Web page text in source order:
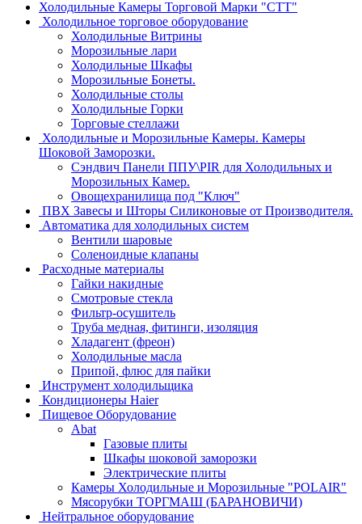
Холодильные Камеры Торговой Марки "СТТ"
Холодильное торговое оборудование
Холодильные Витрины
Морозильные лари
Холодильные Шкафы
Морозильные Бонеты.
Холодильные столы
Холодильные Горки
Торговые стеллажи
Холодильные и Морозильные Камеры. Камеры
Шоковой Заморозки.
Сэндвич Панели ППУ\PIR для Холодильных и
Морозильных Камер.
Овощехранилища под "Ключ"
ПВХ Завесы и Шторы Силиконовые от Производителя.
Автоматика для холодильных систем
Вентили шаровые
Соленоидные клапаны
Расходные материалы
Гайки накидные
Смотровые стекла
Фильтр-осушитель
Труба медная, фитинги, изоляция
Хладагент (фреон)
Холодильные масла
Припой, флюс для пайки
Инструмент холодильщика
Кондиционеры Haier
Пищевое Оборудование
Abat
Газовые плиты
Шкафы шоковой заморозки
Электрические плиты
Камеры Холодильные и Морозильные "POLAIR"
Мясорубки ТОРГМАШ (БАРАНОВИЧИ)
Нейтральное оборудование